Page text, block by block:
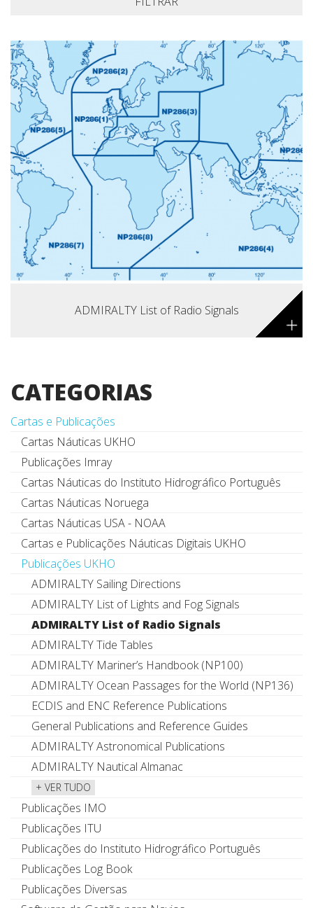
ADMIRALTY List of Radio Signals +
CATEGORIAS
Cartas e Publicações
Cartas Náuticas UKHO
Publicações Imray
Cartas Náuticas do Instituto Hidrográfico Português
Cartas Náuticas Noruega
Cartas Náuticas USA - NOAA
Cartas e Publicações Náuticas Digitais UKHO
Publicações UKHO
ADMIRALTY Sailing Directions
ADMIRALTY List of Lights and Fog Signals
ADMIRALTY List of Radio Signals
ADMIRALTY Tide Tables
ADMIRALTY Mariner’s Handbook (NP100)
ADMIRALTY Ocean Passages for the World (NP136)
ECDIS and ENC Reference Publications
General Publications and Reference Guides
ADMIRALTY Astronomical Publications
ADMIRALTY Nautical Almanac
+ VER TUDO
Publicações IMO
Publicações ITU
Publicações do Instituto Hidrográfico Português
Publicações Log Book
Publicações Diversas